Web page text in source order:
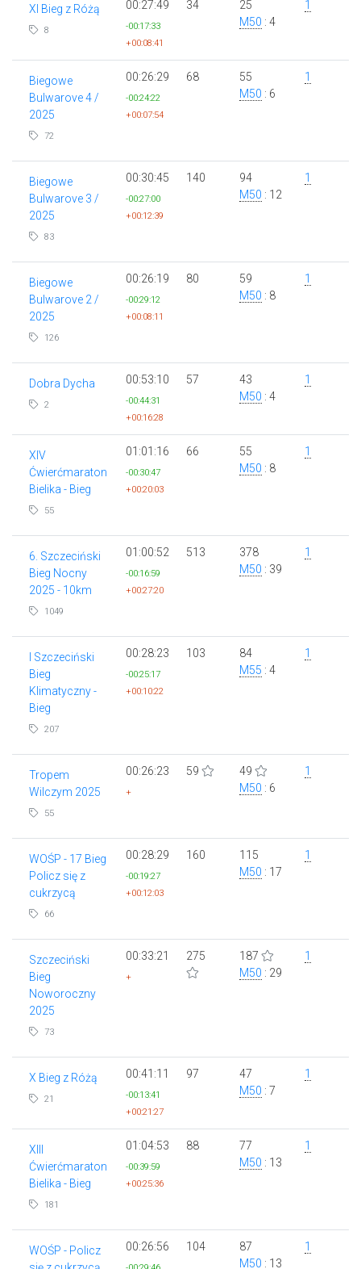
XI Bieg z Różą
8
00:27:49
-00:17:33
+00:08:41
34
25
M50 : 4
1
Biegowe
Bulwarove 4 /
2025
72
00:26:29
-00:24:22
+00:07:54
68
55
M50 : 6
1
Biegowe
Bulwarove 3 /
2025
83
00:30:45
-00:27:00
+00:12:39
140
94
M50 : 12
1
Biegowe
Bulwarove 2 /
2025
126
00:26:19
-00:29:12
+00:08:11
80
59
M50 : 8
1
Dobra Dycha
2
00:53:10
-00:44:31
+00:16:28
57
43
M50 : 4
1
XIV
Ćwierćmaraton
Bielika - Bieg
55
01:01:16
-00:30:47
+00:20:03
66
55
M50 : 8
1
6. Szczeciński
Bieg Nocny
2025 - 10km
1049
01:00:52
-00:16:59
+00:27:20
513
378
M50 : 39
1
I Szczeciński
Bieg
Klimatyczny -
Bieg
207
00:28:23
-00:25:17
+00:10:22
103
84
M55 : 4
1
Tropem
Wilczym 2025
55
00:26:23
+
59
49
M50 : 6
1
WOŚP - 17 Bieg
Policz się z
cukrzycą
66
00:28:29
-00:19:27
+00:12:03
160
115
M50 : 17
1
Szczeciński
Bieg
Noworoczny
2025
73
00:33:21
+
275
187
M50 : 29
1
X Bieg z Różą
21
00:41:11
-00:13:41
+00:21:27
97
47
M50 : 7
1
XIII
Ćwierćmaraton
Bielika - Bieg
181
01:04:53
-00:39:59
+00:25:36
88
77
M50 : 13
1
WOŚP - Policz
00:26:56 104
87
M50 : 13
1